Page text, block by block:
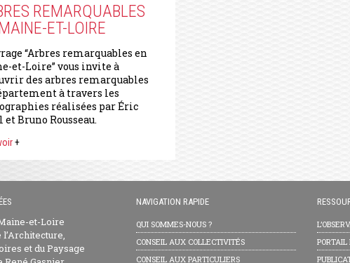
REMARQUABLES
ET-LOIRE
“Arbres remarquables en
et-Loire” vous invite à
des arbres remarquables
à travers les
réalisées par Éric
et Bruno Rousseau.
+
et-Loire
et du Paysage
NAVIGATION RAPIDE
QUI SOMMES-NOUS ?
CONSEIL AUX COLLECTIVITÉS
CONSEIL AUX PARTICULIERS
PORTAIL